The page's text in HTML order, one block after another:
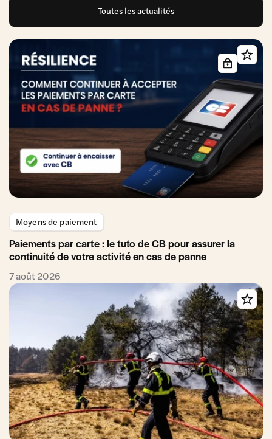
Toutes les actualités
Moyens de paiement
Paiements par carte : le tuto de CB pour assurer la
continuité de votre activité en cas de panne
7 août 2026